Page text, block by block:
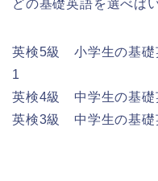
どの基礎英語を選べば
英検5級 小学生の基礎
1
英検4級 中学生の基礎
英検3級 中学生の基礎